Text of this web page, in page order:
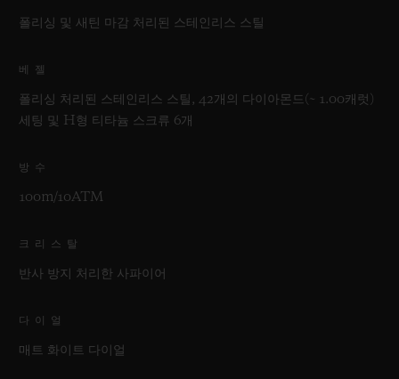
폴리싱 및 새틴 마감 처리된 스테인리스 스틸
베젤
폴리싱 처리된 스테인리스 스틸, 42개의 다이아몬드(~ 1.00캐럿)
세팅 및 H형 티타늄 스크류 6개
방수
100m/10ATM
크리스탈
반사 방지 처리한 사파이어
다이얼
매트 화이트 다이얼